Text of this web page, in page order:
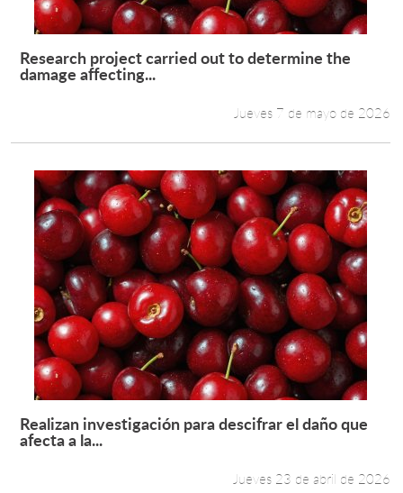
Leer más +
Research project carried out to determine the
damage affecting...
Jueves 7 de mayo de 2026
Leer más +
Realizan investigación para descifrar el daño que
afecta a la...
Jueves 23 de abril de 2026